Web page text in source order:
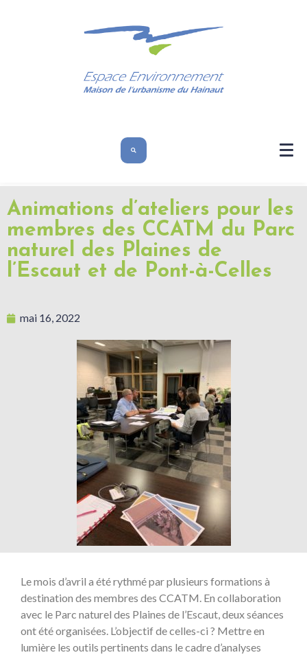
Animations d’ateliers pour les
membres des CCATM du Parc
naturel des Plaines de
l’Escaut et de Pont-à-Celles
mai 16, 2022
Le mois d’avril a été rythmé par plusieurs formations à
destination des membres des CCATM. En collaboration
avec le Parc naturel des Plaines de l’Escaut, deux séances
ont été organisées. L’objectif de celles-ci ? Mettre en
lumière les outils pertinents dans le cadre d’analyses